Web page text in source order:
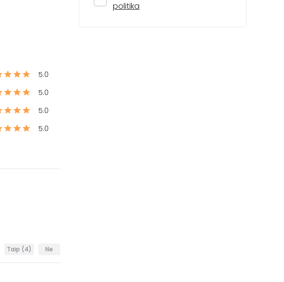
5.0
5.0
5.0
5.0
Taip (4) Ne
politika